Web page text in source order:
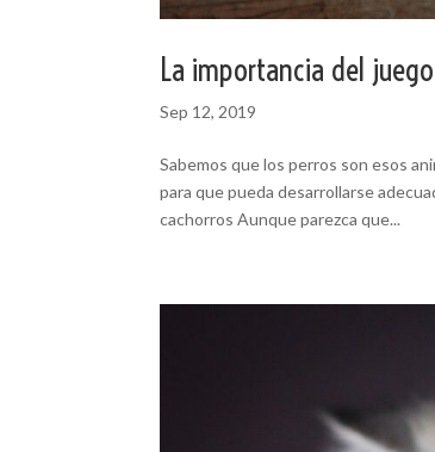
La importancia del
Sep 12, 2019
Sabemos que los perros son esos
para que pueda desarrollarse
cachorros Aunque parezca que...